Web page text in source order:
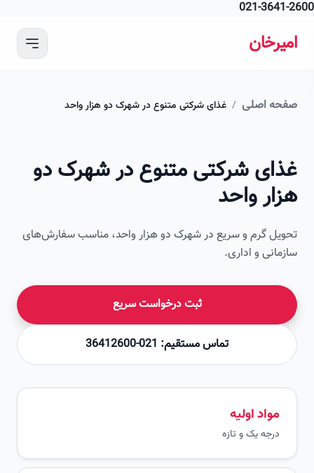
021-
اصلی / غذای شرکتی متنوع در شهرک دو هزار واحد
شرکتی متنوع در شهرک دو
واحد
گرم و سریع در شهرک دو هزار واحد، مناسب سفارش‌های
و اداری.
ثبت درخواست سریع
تماس مستقیم: 021-36412600
مواد اولیه
درجه یک و تازه